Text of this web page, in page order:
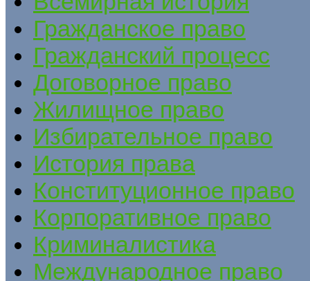
Гражданское право
Гражданский процесс
Договорное право
Жилищное право
Избирательное право
История права
Конституционное право
Корпоративное право
Криминалистика
Международное право